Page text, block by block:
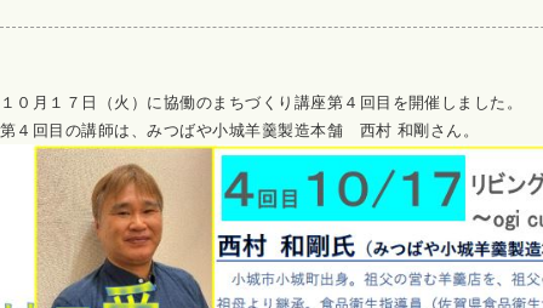
１０月１７日（火）に協働のまちづくり講座第４回目を開催しました。
第４回目の講師は、みつばや小城羊羹製造本舗 西村 和剛さん。